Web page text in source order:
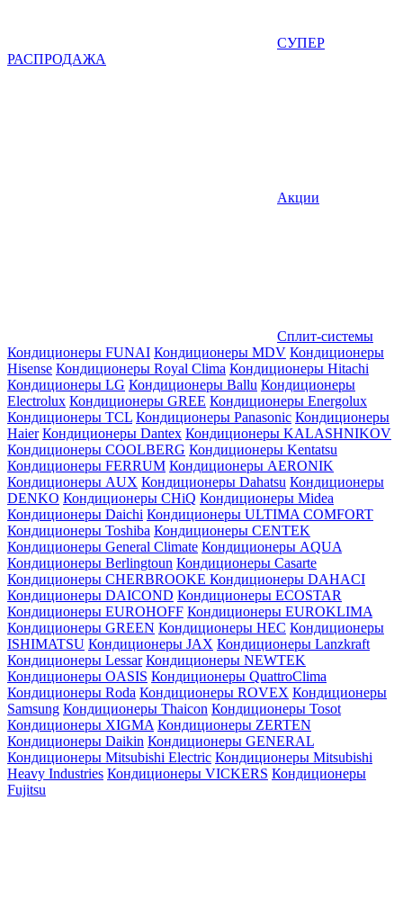
СУПЕР
РАСПРОДАЖА
Акции
Сплит-системы
Кондиционеры FUNAI Кондиционеры MDV Кондиционеры
Hisense Кондиционеры Royal Clima Кондиционеры Hitachi
Кондиционеры LG Кондиционеры Ballu Кондиционеры
Electrolux Кондиционеры GREE Кондиционеры Energolux
Кондиционеры TCL Кондиционеры Panasonic Кондиционеры
Haier Кондиционеры Dantex Кондиционеры KALASHNIKOV
Кондиционеры СOOLBERG Кондиционеры Kentatsu
Кондиционеры FERRUM Кондиционеры AERONIK
Кондиционеры AUX Кондиционеры Dahatsu Кондиционеры
DENKO Кондиционеры CHiQ Кондиционеры Midea
Кондиционеры Daichi Кондиционеры ULTIMA COMFORT
Кондиционеры Toshiba Кондиционеры CENTEK
Кондиционеры General Climate Кондиционеры AQUA
Кондиционеры Berlingtoun Кондиционеры Casarte
Кондиционеры CHERBROOKE Кондиционеры DAHACI
Кондиционеры DAICOND Кондиционеры ECOSTAR
Кондиционеры EUROHOFF Кондиционеры EUROKLIMA
Кондиционеры GREEN Кондиционеры HEC Кондиционеры
ISHIMATSU Кондиционеры JAX Кондиционеры Lanzkraft
Кондиционеры Lessar Кондиционеры NEWTEK
Кондиционеры OASIS Кондиционеры QuattroClima
Кондиционеры Roda Кондиционеры ROVEX Кондиционеры
Samsung Кондиционеры Thaicon Кондиционеры Tosot
Кондиционеры XIGMA Кондиционеры ZERTEN
Кондиционеры Daikin Кондиционеры GENERAL
Кондиционеры Mitsubishi Electric Кондиционеры Mitsubishi
Heavy Industries Кондиционеры VICKERS Кондиционеры
Fujitsu